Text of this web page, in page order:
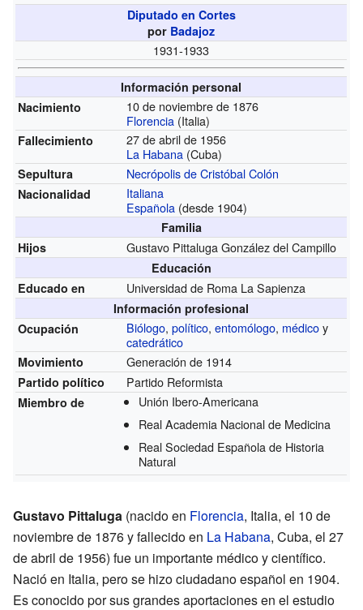
Diputado en Cortes
por Badajoz
1931-1933
Información personal
Nacimiento
10 de noviembre de 1876
Florencia (Italia)
Fallecimiento
27 de abril de 1956
La Habana (Cuba)
Sepultura Necrópolis de Cristóbal Colón
Nacionalidad
Italiana
Española (desde 1904)
Familia
Hijos
Gustavo Pittaluga González del Campillo
Educación
Educado en
Universidad de Roma La Sapienza
Información profesional
Ocupación
Biólogo,político,entomólogo, médicoy
catedrático
Movimiento Generación de 1914
Partido político Partido Reformista
Miembro de
Unión Ibero-Americana
Real Academia Nacional de Medicina
Real Sociedad Española de Historia
Natural
Gustavo Pittaluga (nacido en Florencia, Italia, el 10 de
noviembre de 1876 y fallecido en La Habana, Cuba, el 27
de abril de 1956) fue un importante médico y científico.
Nació en Italia, pero se hizo ciudadano español en 1904.
Es conocido por sus grandes aportaciones en el estudio